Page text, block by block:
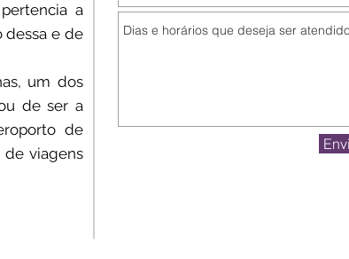
a
dessa e de
, um dos
de ser a
de
de viagens